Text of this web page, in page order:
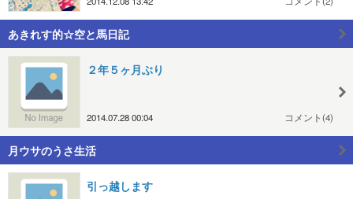
あきれす的☆空と馬日記
２年５ヶ月ぶり
2014.07.28 00:04 コメント(4)
月ウサのうさ生活
引っ越します